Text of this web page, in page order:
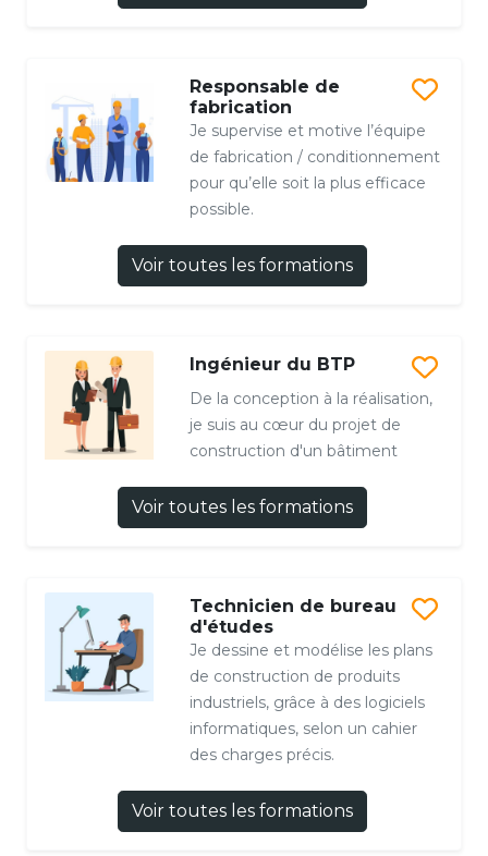
Responsable de
fabrication
Je supervise et motive l’équipe
de fabrication / conditionnement
pour qu’elle soit la plus efficace
possible.
Voir toutes les formations
Ingénieur du BTP
De la conception à la réalisation,
je suis au cœur du projet de
construction d'un bâtiment
Voir toutes les formations
Technicien de bureau
d'études
Je dessine et modélise les plans
de construction de produits
industriels, grâce à des logiciels
informatiques, selon un cahier
des charges précis.
Voir toutes les formations